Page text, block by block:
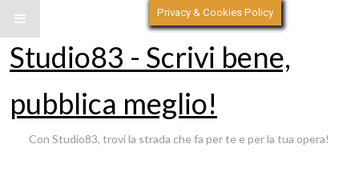
Studio83 - Scrivi bene,
pubblica meglio!
Con Studio83, trovi la strada che fa per te e per la tua opera!
Privacy & Cookies Policy